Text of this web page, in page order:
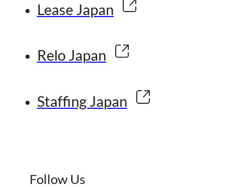
Lease Japan
Relo Japan
Staffing Japan
Follow Us